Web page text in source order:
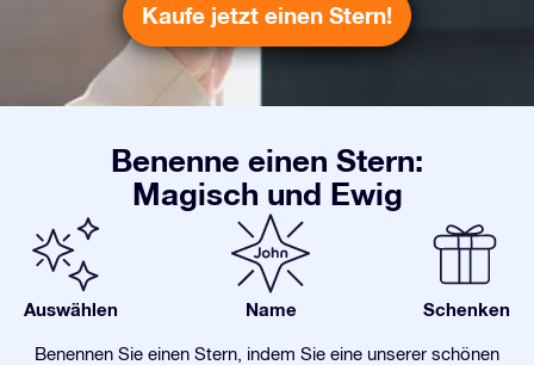
Kaufe jetzt einen Stern!
Benenne einen Stern:
Magisch und Ewig
Auswählen Name Schenken
Benennen Sie einen Stern, indem Sie eine unserer schönen